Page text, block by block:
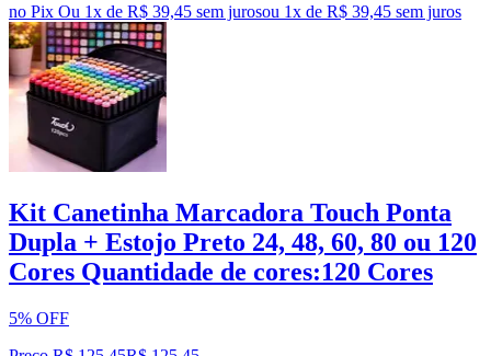
no Pix Ou 1x de R$ 39,45 sem jurosou 1x de R$ 39,45 sem juros
Kit Canetinha Marcadora Touch Ponta
Dupla + Estojo Preto 24, 48, 60, 80 ou 120
Cores Quantidade de cores:120 Cores
5% OFF